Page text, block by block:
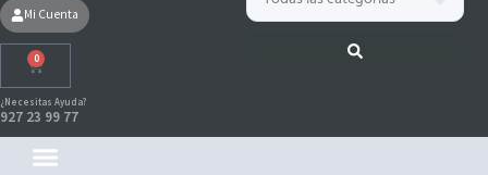
Mi Cuenta
0
Carrito
¿Necesitas Ayuda?
927 23 99 77